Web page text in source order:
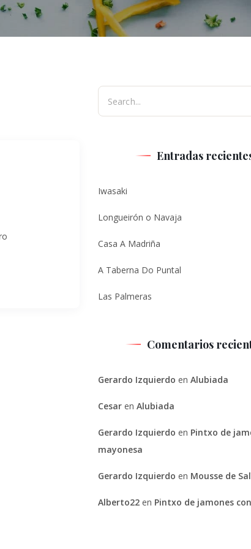
Entradas
Iwasaki
Longueirón o Navaja
Casa A Madriña
A Taberna Do Puntal
Las Palmeras
Comentarios
Gerardo Izquierdo en Alubiada
Cesar en Alubiada
Gerardo Izquierdo en Pintxo de
mayonesa
Gerardo Izquierdo en Mousse de
Alberto22 en Pintxo de jamones